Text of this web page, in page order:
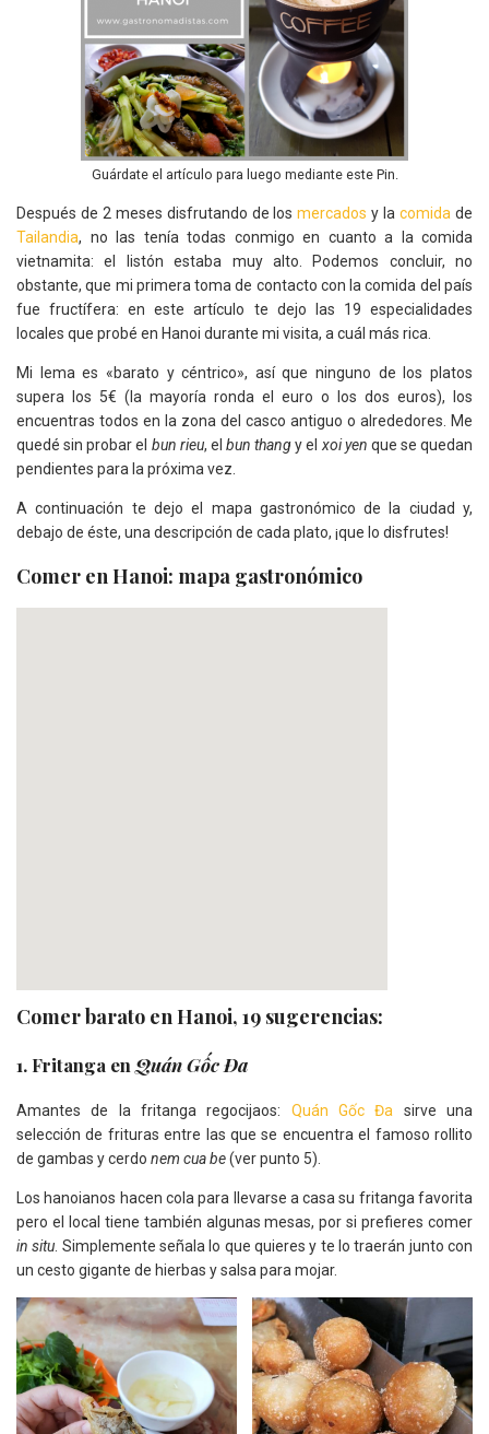
Guárdate el artículo para luego mediante este Pin.
Después de 2 meses disfrutando de losmercados y lacomida de
Tailandia, no las tenía todas conmigo en cuanto a la comida
vietnamita: el listón estaba muy alto. Podemos concluir, no
obstante, que mi primera toma de contacto con la comida del país
fue fructífera: en este artículo te dejo las 19 especialidades
locales que probé en Hanoi durante mi visita, a cuál más rica.
Mi lema es «barato y céntrico», así que ninguno de los platos
supera los 5€ (la mayoría ronda el euro o los dos euros), los
encuentras todos en la zona del casco antiguo o alrededores. Me
quedé sin probar el bun rieu, el bun thangy el xoi yen que se quedan
pendientes para la próxima vez.
A continuación te dejo el mapa gastronómico de la ciudad y,
debajo de éste, una descripción de cada plato, ¡que lo disfrutes!
Comer en Hanoi: mapa gastronómico
Comer barato en Hanoi, 19 sugerencias:
1. Fritanga en Quán Gốc Đa
Amantes de la fritanga regocijaos: Quán Gốc Đa sirve una
selección de frituras entre las que se encuentra el famoso rollito
de gambas y cerdo nem cua be(ver punto 5).
Los hanoianos hacen cola para llevarse a casa su fritanga favorita
pero el local tiene también algunas mesas, por si prefieres comer
in situ . Simplemente señala lo que quieres y te lo traerán junto con
un cesto gigante de hierbas y salsa para mojar.